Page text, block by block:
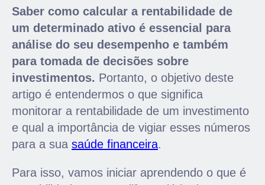
Saber como calcular a rentabilidade de
um determinado ativo é essencial para
análise do seu desempenho e também
para tomada de decisões sobre
investimentos. Portanto, o objetivo deste
artigo é entendermos o que significa
monitorar a rentabilidade de um investimento
e qual a importância de vigiar esses números
para a sua saúde financeira.
Para isso, vamos iniciar aprendendo o que é